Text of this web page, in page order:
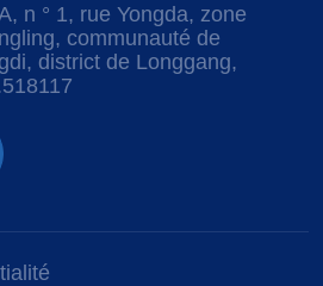
n ° 1, rue Yongda, zone
communauté de
district de Longgang,